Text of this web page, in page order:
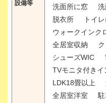
設備等 洗面所に窓
脱衣所
トイ
ウォークインク
全居室収納
シューズWIC
TVモニタ付きイ
LDK18畳以上
全居室洋室